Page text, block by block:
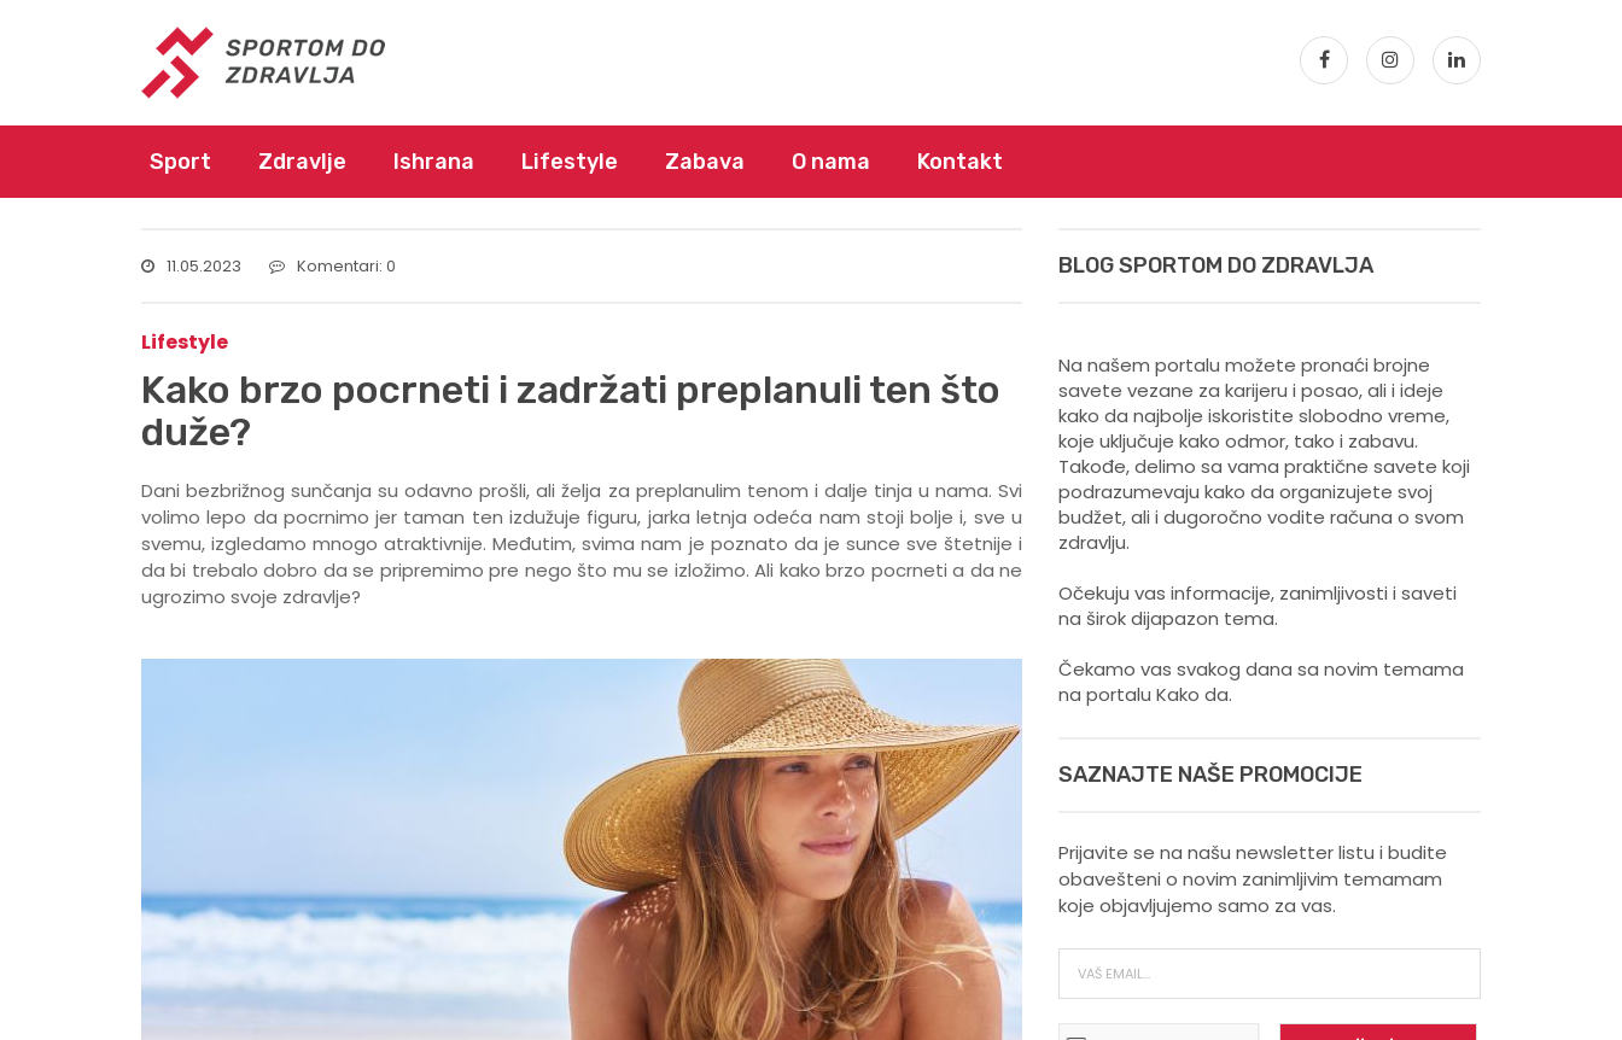
Sport Zdravlje Ishrana Lifestyle Zabava O nama Kontakt
11.05.2023 Komentari: 0
Lifestyle
Kako brzo pocrneti i zadržati preplanuli ten što
duže?
Dani bezbrižnog sunčanja su odavno prošli, ali želja za preplanulim tenom i dalje tinja u nama. Svi
volimo lepo da pocrnimo jer taman ten izdužuje figuru, jarka letnja odeća nam stoji bolje i, sve u
svemu, izgledamo mnogo atraktivnije. Međutim, svima nam je poznato da je sunce sve štetnije i
da bi trebalo dobro da se pripremimo pre nego što mu se izložimo. Ali kako brzo pocrneti a da ne
ugrozimo svoje zdravlje?
BLOG SPORTOM DO ZDRAVLJA
Na našem portalu možete pronaći brojne
savete vezane za karijeru i posao, ali i ideje
kako da najbolje iskoristite slobodno vreme,
koje uključuje kako odmor, tako i zabavu.
Takođe, delimo sa vama praktične savete koji
podrazumevaju kako da organizujete svoj
budžet, ali i dugoročno vodite računa o svom
zdravlju.
Očekuju vas informacije, zanimljivosti i saveti
na širok dijapazon tema.
Čekamo vas svakog dana sa novim temama
na portalu Kako da.
SAZNAJTE NAŠE PROMOCIJE
Prijavite se na našu newsletter listu i budite
obavešteni o novim zanimljivim temamam
koje objavljujemo samo za vas.
o vama ?